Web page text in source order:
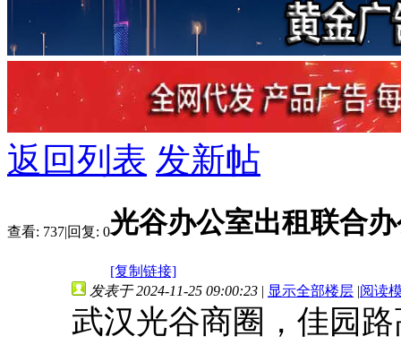
返回列表 发新帖
查看: 737|回复: 0光谷办公室出租联合
[复制链接]
发表于 2024-11-25 09:00:23 | 显示全部楼层 |阅读
武汉光谷商圈，佳园